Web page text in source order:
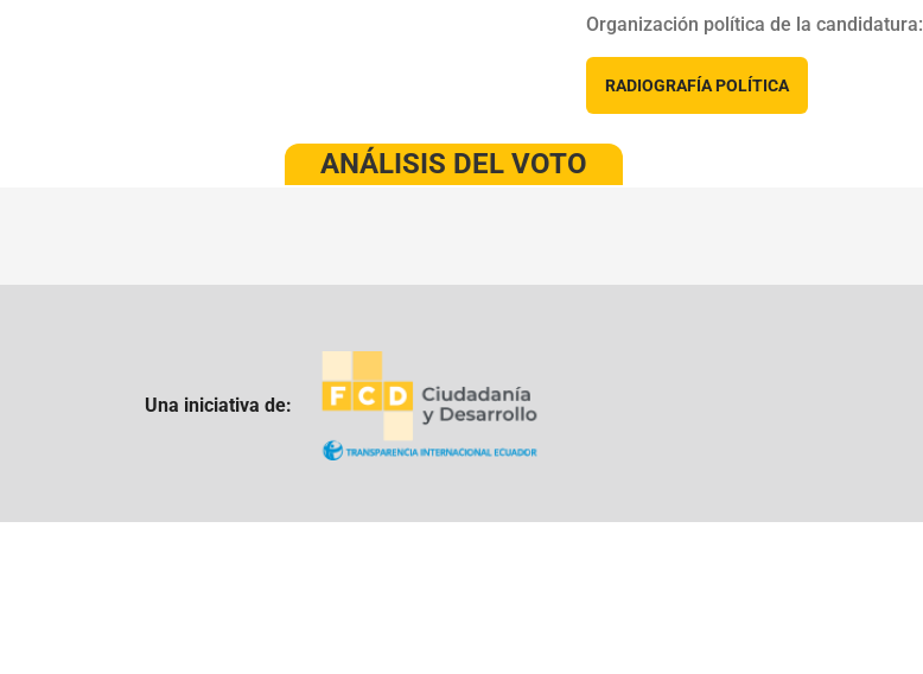
Organización política de la candidatura:
RADIOGRAFÍA POLÍTICA
ANÁLISIS DEL VOTO
Una iniciativa de: